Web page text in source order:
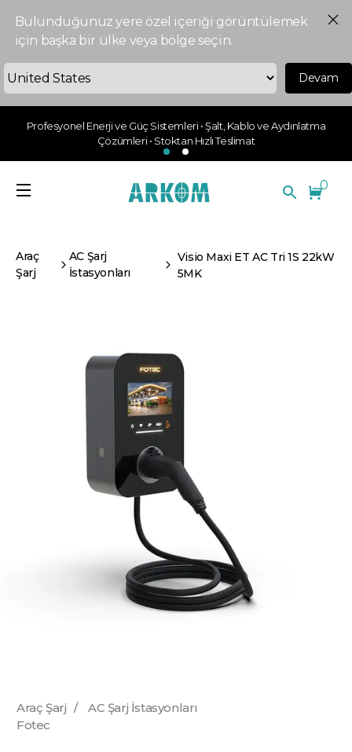
Bulunduğunuz yere özel içeriği görüntülemek
için başka bir ülke veya bölge seçin.
Devam
Profesyonel Enerji ve Güç Sistemleri • Şalt, Kablo ve Aydınlatma
Çözümleri • Stoktan Hızlı Teslimat
0
Araç
Şarj
AC Şarj
İstasyonları
Visio Maxi ET AC Tri 1S 22kW
5MK
Araç Şarj /
AC Şarj İstasyonları
Fotec